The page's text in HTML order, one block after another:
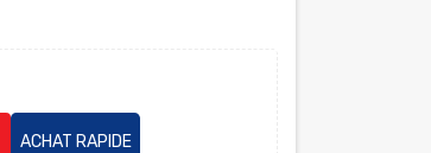
ACHAT RAPIDE